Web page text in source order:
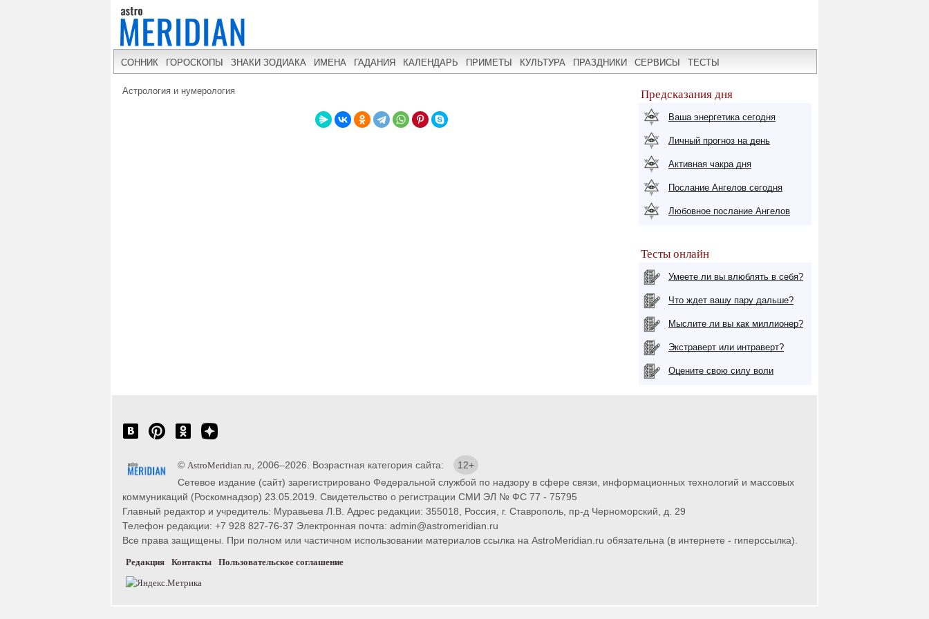
СОННИК ГОРОСКОПЫ ЗНАКИ ЗОДИАКА ИМЕНА ГАДАНИЯ КАЛЕНДАРЬ ПРИМЕТЫ КУЛЬТУРА ПРАЗДНИКИ СЕРВИСЫ ТЕСТЫ
Астрология и нумерология Предсказания дня
Ваша энергетика сегодня
Личный прогноз на день
Активная чакра дня
Послание Ангелов сегодня
Любовное послание Ангелов
Тесты онлайн
Умеете ли вы влюблять в себя?
Что ждет вашу пару дальше?
Мыслите ли вы как миллионер?
Экстраверт или интраверт?
Оцените свою силу воли
© AstroMeridian.ru , 2006–2026. Возрастная категория сайта:
12+
Сетевое издание (сайт) зарегистрировано Федеральной службой по надзору в сфере связи, информационных технологий и массовых
коммуникаций (Роскомнадзор) 23.05.2019. Свидетельство о регистрации СМИ ЭЛ № ФС 77 - 75795
Главный редактор и учредитель: Муравьева Л.В. Адрес редакции: 355018, Россия, г. Ставрополь, пр-д Черноморский, д. 29
Телефон редакции: +7 928 827-76-37 Электронная почта: admin@astromeridian.ru
Все права защищены. При полном или частичном использовании материалов ссылка на AstroMeridian.ru обязательна (в интернете - гиперссылка).
Редакция Контакты Пользовательское соглашение